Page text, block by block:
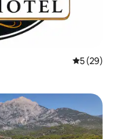
5 de uma
5 (29)